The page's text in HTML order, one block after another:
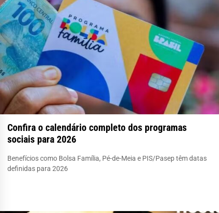
Confira o calendário completo dos programas
sociais para 2026
Benefícios como Bolsa Família, Pé-de-Meia e PIS/Pasep têm datas
definidas para 2026